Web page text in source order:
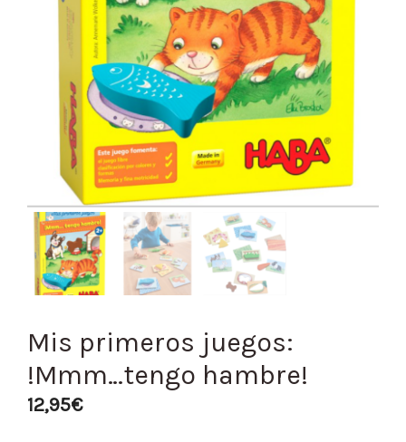
Mis primeros juegos:
!Mmm…tengo hambre!
12,95€